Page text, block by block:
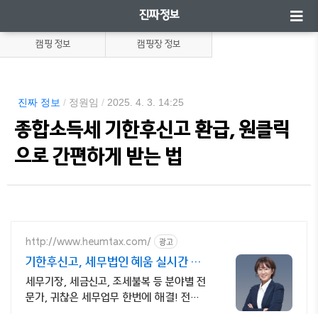
진짜정보
캠핑 정보 캠핑장 정보
진짜 정보 / 정원임 / 2025. 4. 3. 14:25
종합소득세 기한후신고 환급, 원클릭
으로 간편하게 받는 법
http://www.heumtax.com/ 광고
기한후신고, 세무법인 혜움 실시간 카
톡 상담 지원
세무기장, 세금신고, 조세불복 등 분야별 전
문가, 귀찮은 세무업무 한번에 해결! 전국